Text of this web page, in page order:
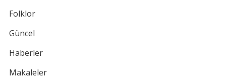
Folklor
Güncel
Haberler
Makaleler